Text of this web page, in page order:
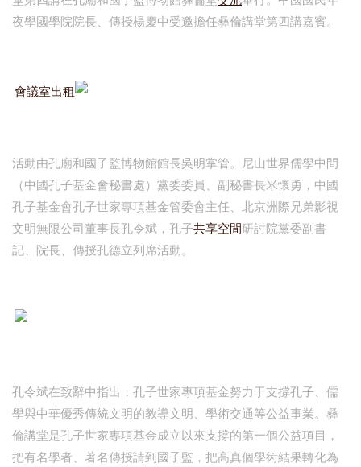
夜學國學院院長、傳授楊慶中受邀擔任彝倫講堂第四講嘉賓。
會議室出租
活動由孔廟和國子監博物館館長吳明掌管。尼山世界儒學中間
（中國孔子基金會秘書處）黨委委員、副秘書長米懷勇，中國
孔子基金會孔子世家專項基金管委會主任、北京洲際兄弟影視
文明無限公司董事長孔令斌，孔子共享空間研討院黨委副書
記、院長、傳授孔德立列席活動。
孔令斌在致辭中指出，孔子世家專項基金努力于支撐孔子、儒
學與中華優秀傳統文明的教導文明、學術交通等公益事業。彝
倫講堂是孔子世家專項基金成立以來支撐的第一個公益項目，
把有名學者、著名傳授請到國子監，把高真個學術結果轉化為